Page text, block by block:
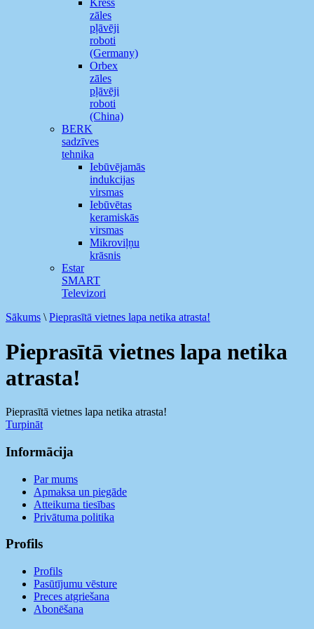
Kress
zāles
pļāvēji
roboti
(Germany)
Orbex
zāles
pļāvēji
roboti
(China)
BERK
sadzīves
tehnika
Iebūvējamās
indukcijas
virsmas
Iebūvētas
keramiskās
virsmas
Mikroviļņu
krāsnis
Estar
SMART
Televizori
Sākums \ Pieprasītā vietnes lapa netika atrasta!
Pieprasītā vietnes lapa netika
atrasta!
Pieprasītā vietnes lapa netika atrasta!
Turpināt
Informācija
Par mums
Apmaksa un piegāde
Atteikuma tiesības
Privātuma politika
Profils
Profils
Pasūtījumu vēsture
Preces atgriešana
Abonēšana